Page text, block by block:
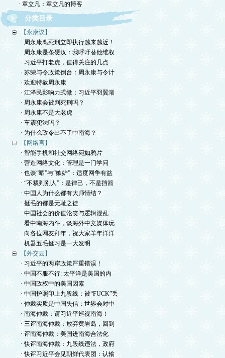
· 章立凡：章立凡的博客
分类目录
【永康议】
· 周永康离死刑立即执行越来越近！
· 周永康是条硬汉：我呼吁替他维权
· 习近平打老虎，值得关注的几点
· 苏荣与令政策倒台：周永康与令计
· 欢迎特赦周永康
· 江泽民影响力式微：习近平羽翼渐
· 周永康会被判死刑吗？
· 周永康不是大老虎
· 车震犯法吗？
· 为什么政令出不了中南海？
【网络言】
· 智能手机和社交网络宛如鸦片
· 营造网络文化：管理是一门学问
· 也谈“晒”与“嫉妒”：适度网争有益
· “不裁判别人”：是律己，不是挡箭
· 中国人为什么都有大师情结？
· 挺毛的都是无耻之徒
· 中国社会的价值沦丧与逻辑混乱
· 看中南海内斗，谈海外中文媒体玩
· 向各位网友拜年，祝大家羊年洋洋
· 机器五毛挺习是一大发明
【外交云】
· 习近平的两岸政策严重错误！
· 中国不服不行: 太平洋是美国的内
· 中国政权中的美国因素
· 中国护照印上九段线：被“FUCK”丢
· 仲裁实质是中国失信：世界会对中
· 南海仲裁：请习近平巡视南海！
· 三评南海仲裁：放弃黄岩岛，回到
· 评南海仲裁：美国进南海合法化
· 快评南海仲裁：九段线违法，政府
· 快评习近平会见朝鲜代表团：认输